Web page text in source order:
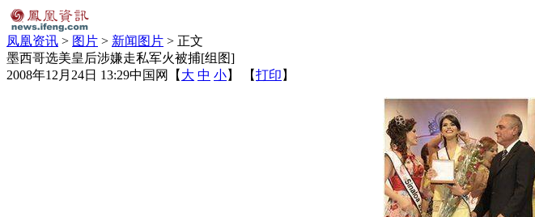
凤凰资讯 > 图片 > 新闻图片 > 正文
墨西哥选美皇后涉嫌走私军火被捕[组图]
2008年12月24日 13:29中国网 【 大 中 小】 【打印 】